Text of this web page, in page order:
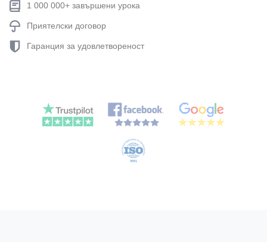
1 000 000+ завършени урока
Приятелски договор
Гаранция за удовлетвореност